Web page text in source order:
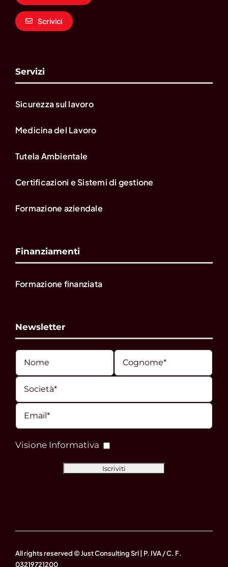
Scrivici
Servizi
Sicurezza sul lavoro
Medicina del Lavoro
Tutela Ambientale
Certificazioni e Sistemi di gestione
Formazione aziendale
Finanziamenti
Formazione finanziata
Newsletter
Visione Informativa
All rights reserved © Just Consulting Srl | P. IVA / C. F.
03219721200